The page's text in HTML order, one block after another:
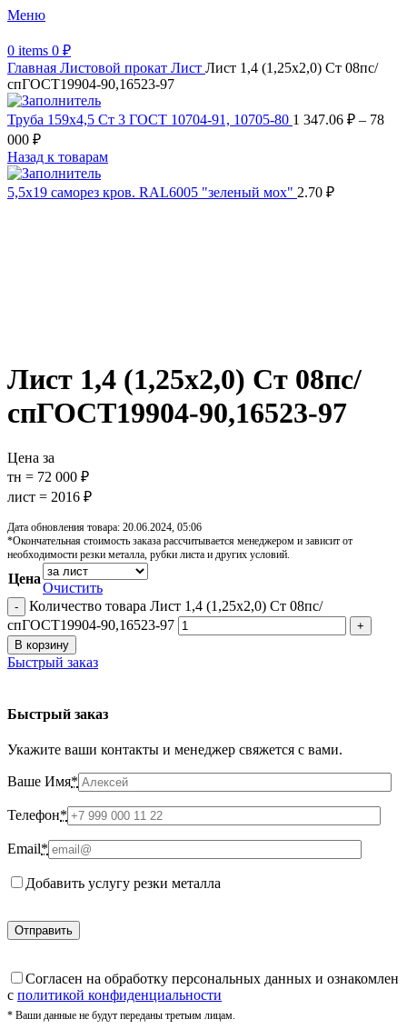
Меню
0 items 0 ₽
Главная Листовой прокат Лист Лист 1,4 (1,25х2,0) Ст 08пс/
спГОСТ19904-90,16523-97
Труба 159х4,5 Ст 3 ГОСТ 10704-91, 10705-80 1 347.06 ₽ – 78
000 ₽
Назад к товарам
5,5х19 cаморез кров. RAL6005 "зеленый мох" 2.70 ₽
Лист 1,4 (1,25х2,0) Ст 08пс/
спГОСТ19904-90,16523-97
Цена за
тн = 72 000 ₽
лист = 2016 ₽
Дата обновления товара: 20.06.2024, 05:06
*Окончательная стоимость заказа рассчитывается менеджером и зависит от
необходимости резки металла, рубки листа и других условий.
Цена
Очистить
Количество товара Лист 1,4 (1,25х2,0) Ст 08пс/
спГОСТ19904-90,16523-97
В корзину
Быстрый заказ
Быстрый заказ
Укажите ваши контакты и менеджер свяжется с вами.
Ваше Имя*
Телефон*
Email*
Добавить услугу резки металла
Cогласен на обработку персональных данных и ознакомлен
с политикой конфиденциальности
* Ваши данные не будут переданы третьим лицам.